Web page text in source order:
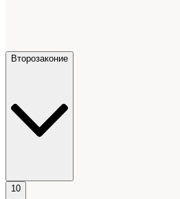
Второзаконие
10